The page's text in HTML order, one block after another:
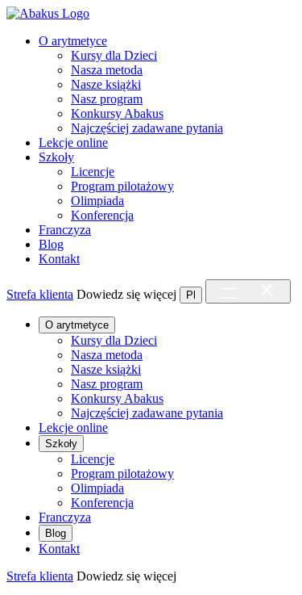
O arytmetyce
Kursy dla Dzieci
Nasza metoda
Nasze książki
Nasz program
Konkursy Abakus
Najczęściej zadawane pytania
Lekcje online
Szkoły
Licencje
Program pilotażowy
Olimpiada
Konferencja
Franczyza
Blog
Kontakt
Strefa klienta Dowiedz się więcej Pl
O arytmetyce
Kursy dla Dzieci
Nasza metoda
Nasze książki
Nasz program
Konkursy Abakus
Najczęściej zadawane pytania
Lekcje online
Szkoły
Licencje
Program pilotażowy
Olimpiada
Konferencja
Franczyza
Blog
Kontakt
Strefa klienta Dowiedz się więcej